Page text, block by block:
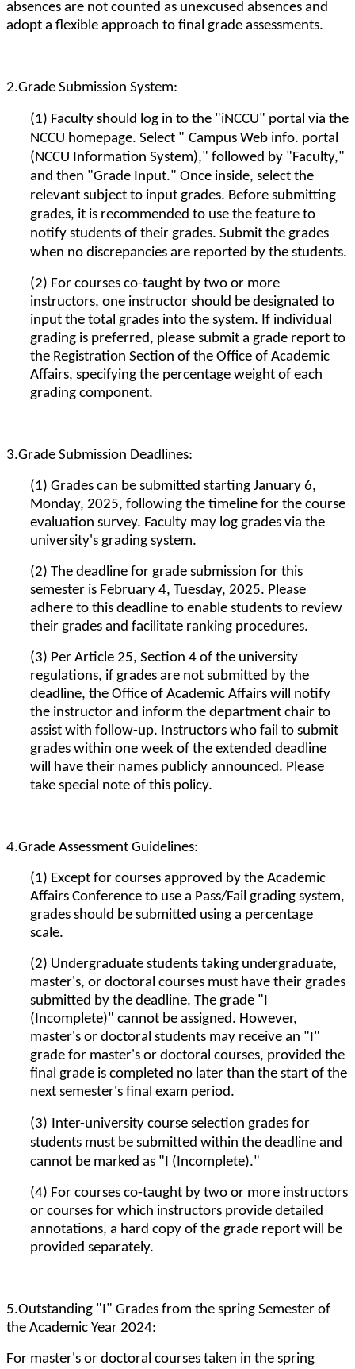
absences are not counted as unexcused absences and
adopt a flexible approach to final grade assessments.
2.Grade Submission System:
(1) Faculty should log in to the "iNCCU" portal via the
NCCU homepage. Select " Campus Web info. portal
(NCCU Information System)," followed by "Faculty,"
and then "Grade Input." Once inside, select the
relevant subject to input grades. Before submitting
grades, it is recommended to use the feature to
notify students of their grades. Submit the grades
when no discrepancies are reported by the students.
(2) For courses co-taught by two or more
instructors, one instructor should be designated to
input the total grades into the system. If individual
grading is preferred, please submit a grade report to
the Registration Section of the Office of Academic
Affairs, specifying the percentage weight of each
grading component.
3.Grade Submission Deadlines:
(1) Grades can be submitted starting January 6,
Monday, 2025, following the timeline for the course
evaluation survey. Faculty may log grades via the
university's grading system.
(2) The deadline for grade submission for this
semester is February 4, Tuesday, 2025. Please
adhere to this deadline to enable students to review
their grades and facilitate ranking procedures.
(3) Per Article 25, Section 4 of the university
regulations, if grades are not submitted by the
deadline, the Office of Academic Affairs will notify
the instructor and inform the department chair to
assist with follow-up. Instructors who fail to submit
grades within one week of the extended deadline
will have their names publicly announced. Please
take special note of this policy.
4.Grade Assessment Guidelines:
(1) Except for courses approved by the Academic
Affairs Conference to use a Pass/Fail grading system,
grades should be submitted using a percentage
scale.
(2) Undergraduate students taking undergraduate,
master's, or doctoral courses must have their grades
submitted by the deadline. The grade "I
(Incomplete)" cannot be assigned. However,
master's or doctoral students may receive an "I"
grade for master's or doctoral courses, provided the
final grade is completed no later than the start of the
next semester's final exam period.
(3) Inter-university course selection grades for
students must be submitted within the deadline and
cannot be marked as "I (Incomplete)."
(4) For courses co-taught by two or more instructors
or courses for which instructors provide detailed
annotations, a hard copy of the grade report will be
provided separately.
5.Outstanding "I" Grades from the spring Semester of
the Academic Year 2024:
For master's or doctoral courses taken in the spring